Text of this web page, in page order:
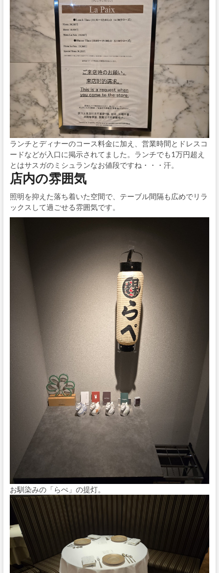
ランチとディナーのコース料金に加え、営業時間とドレスコ
ードなどが入口に掲示されてました。ランチでも1万円超え
とはサスガのミシュランなお値段ですね・・・汗。
店内の雰囲気
照明を抑えた落ち着いた空間で、テーブル間隔も広めでリラ
ックスして過ごせる雰囲気です。
お馴染みの「らぺ」の提灯。